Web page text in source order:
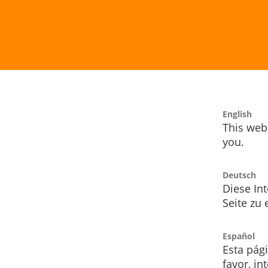
English
This
you.
Deutsch
Diese
Seite zu
Español
Esta
favor,